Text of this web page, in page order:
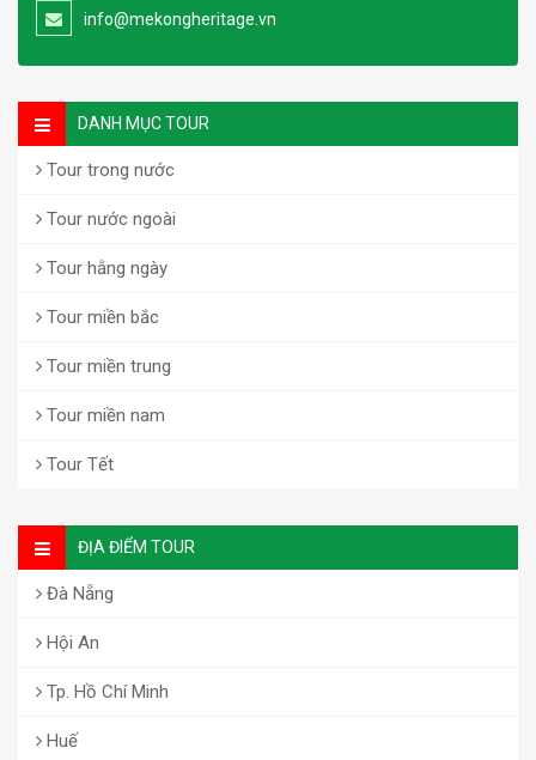
info@mekongheritage.vn
DANH MỤC TOUR
Tour trong nước
Tour nước ngoài
Tour hằng ngày
Tour miền bắc
Tour miền trung
Tour miền nam
Tour Tết
ĐỊA ĐIỂM TOUR
Đà Nẵng
Hội An
Tp. Hồ Chí Minh
Huế